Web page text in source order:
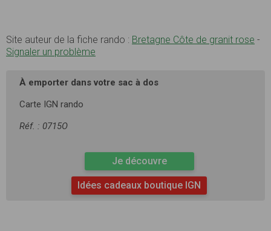
Site auteur de la fiche rando : Bretagne Côte de granit rose -
Signaler un problème
À emporter dans votre sac à dos
Carte IGN rando
Réf. : 0715O
Je découvre
Idées cadeaux boutique IGN